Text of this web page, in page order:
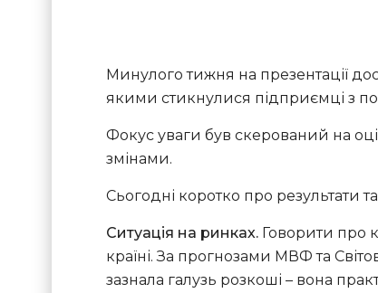
Минулого тижня на презентації
якими стикнулися підприємці з
Фокус уваги був скерований на
змінами.
Сьогодні коротко про результати
Ситуація на ринках. Говорити про
країні. За прогнозами МВФ та
зазнала галузь розкоші – вона